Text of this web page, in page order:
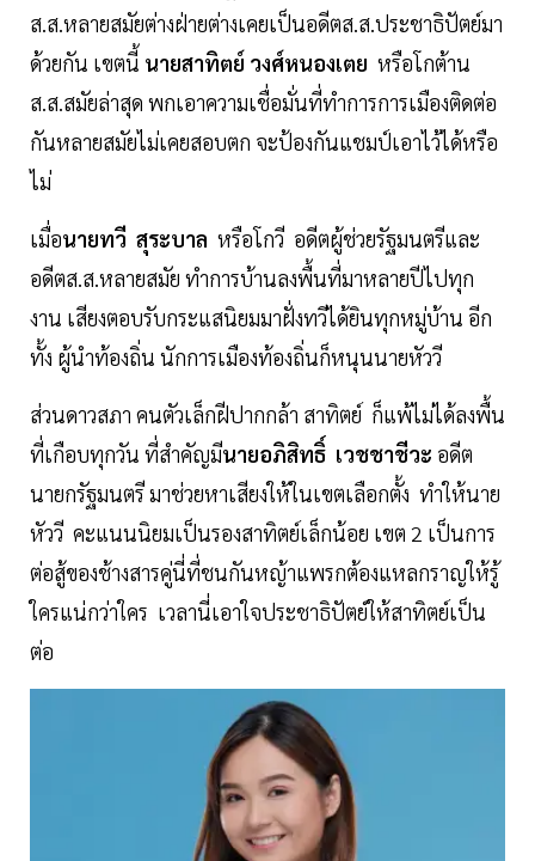
ส.ส.หลายสมัยต่างฝ่ายต่างเคยเป็นอดีตส.ส.ประชาธิปัตย์มา
ด้วยกัน เขตนี้ นายสาทิตย์ วงศ์หนองเตย หรือโกต้าน
ส.ส.สมัยล่าสุด พกเอาความเชื่อมั่นที่ทำการการเมืองติดต่อ
กันหลายสมัยไม่เคยสอบตก จะป้องกันแชมป์เอาไว้ได้หรือ
ไม่
เมื่อนายทวี สุระบาล หรือโกวี อดีตผู้ช่วยรัฐมนตรีและ
อดีตส.ส.หลายสมัย ทำการบ้านลงพื้นที่มาหลายปีไปทุก
งาน เสียงตอบรับกระแสนิยมมาฝั่งทวีได้ยินทุกหมู่บ้าน อีก
ทั้ง ผู้นำท้องถิ่น นักการเมืองท้องถิ่นก็หนุนนายหัววี
ส่วนดาวสภา คนตัวเล็กฝีปากกล้า สาทิตย์ ก็แพ้ไม่ได้ลงพื้น
ที่เกือบทุกวัน ที่สำคัญมีนายอภิสิทธิ์ เวชชาชีวะ อดีต
นายกรัฐมนตรี มาช่วยหาเสียงให้ในเขตเลือกตั้ง ทำให้นาย
หัววี คะแนนนิยมเป็นรองสาทิตย์เล็กน้อย เขต 2 เป็นการ
ต่อสู้ของช้างสารคู่นี่ที่ชนกันหญ้าแพรกต้องแหลกราญให้รู้
ใครแน่กว่าใคร เวลานี่เอาใจประชาธิปัตย์ให้สาทิตย์เป็น
ต่อ